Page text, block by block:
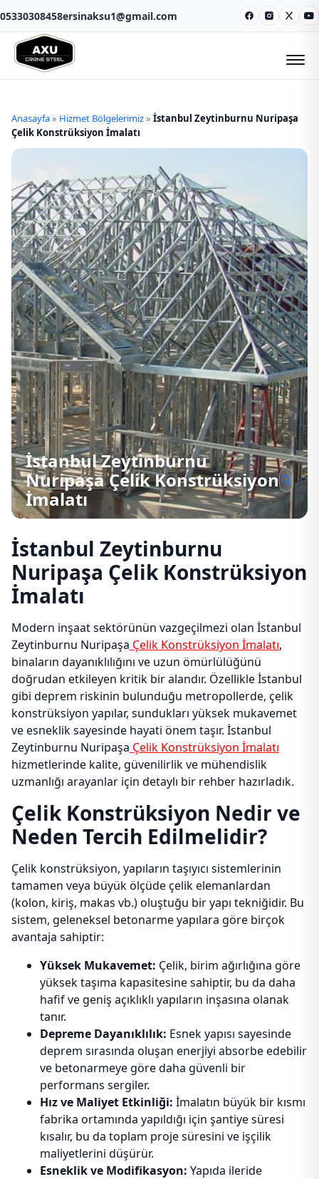
05330308458ersinaksu1@gmail.com Facebook
Instagram
X
Anasayfa» Hizmet Bölgelerimiz» İstanbul Zeytinburnu Nuripaşa
Çelik Konstrüksiyon İmalatı
İstanbul Zeytinburnu
Nuripaşa Çelik Konstrüksiyon
İmalatı
İstanbul Zeytinburnu
Nuripaşa Çelik Konstrüksiyon
İmalatı
Modern inşaat sektörünün vazgeçilmezi olan İstanbul
Zeytinburnu Nuripaşa Çelik Konstrüksiyon İmalatı,
binaların dayanıklılığını ve uzun ömürlülüğünü
doğrudan etkileyen kritik bir alandır. Özellikle İstanbul
gibi deprem riskinin bulunduğu metropollerde, çelik
konstrüksiyon yapılar, sundukları yüksek mukavemet
ve esneklik sayesinde hayati önem taşır. İstanbul
Zeytinburnu Nuripaşa Çelik Konstrüksiyon İmalatı
hizmetlerinde kalite, güvenilirlik ve mühendislik
uzmanlığı arayanlar için detaylı bir rehber hazırladık.
Çelik Konstrüksiyon Nedir ve
Neden Tercih Edilmelidir?
Çelik konstrüksiyon, yapıların taşıyıcı sistemlerinin
tamamen veya büyük ölçüde çelik elemanlardan
(kolon, kiriş, makas vb.) oluştuğu bir yapı tekniğidir. Bu
sistem, geleneksel betonarme yapılara göre birçok
avantaja sahiptir:
Yüksek Mukavemet: Çelik, birim ağırlığına göre
yüksek taşıma kapasitesine sahiptir, bu da daha
hafif ve geniş açıklıklı yapıların inşasına olanak
tanır.
Depreme Dayanıklılık: Esnek yapısı sayesinde
deprem sırasında oluşan enerjiyi absorbe edebilir
ve betonarmeye göre daha güvenli bir
performans sergiler.
Hız ve Maliyet Etkinliği: İmalatın büyük bir kısmı
fabrika ortamında yapıldığı için şantiye süresi
kısalır, bu da toplam proje süresini ve işçilik
maliyetlerini düşürür.
Esneklik ve Modifikasyon: Yapıda ileride